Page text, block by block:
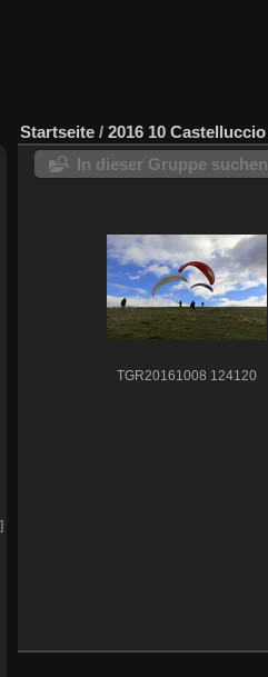
Startseite / 2016 10 Castelluccio
In dieser Gruppe suchen
TGR20161008 124120